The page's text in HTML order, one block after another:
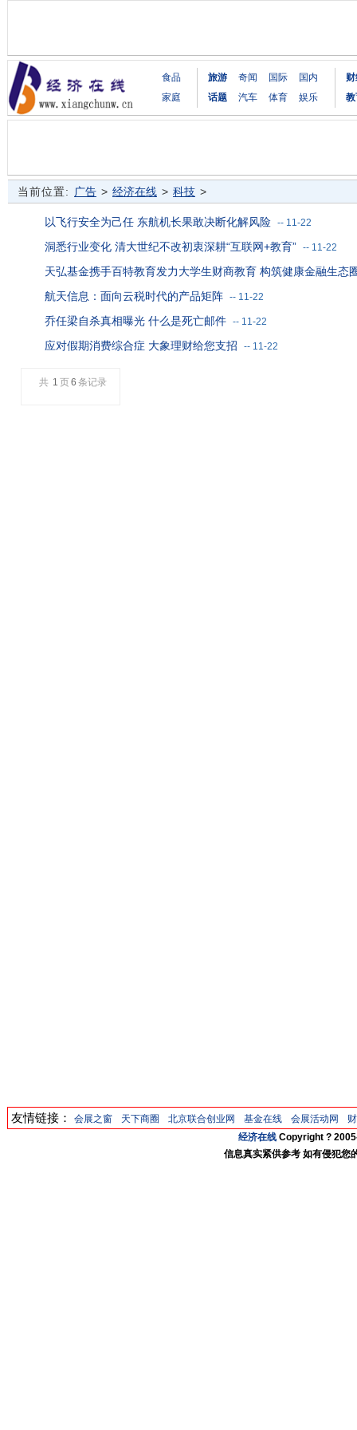
食品
家庭
旅游 奇闻 国际
国内
话题
汽车 体育 娱乐
当前位置: 广告 > 经济在线 > 科技 >
以飞行安全为己任 东航机长果敢决断化解风险 -- 11-22
洞悉行业变化 清大世纪不改初衷深耕“互联网+教育” -- 11-22
天弘基金携手百特教育发力大学生财商教育 构筑健康金融生态
航天信息：面向云税时代的产品矩阵 -- 11-22
乔任梁自杀真相曝光 什么是死亡邮件 -- 11-22
应对假期消费综合症 大象理财给您支招 -- 11-22
共 1 页6 条记录
友情链接： 会展之窗 天下商圈 北京联合创业网 基金在线 会展活动网
经济在线Copyright ?
信息真实紧供参考 如有侵犯您